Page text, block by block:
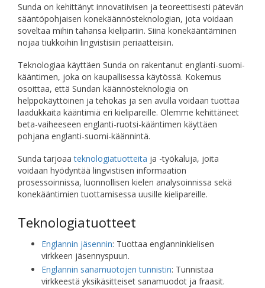
Sunda on kehittänyt innovatiivisen ja teoreettisesti pätevän
sääntöpohjaisen konekäännösteknologian, jota voidaan
soveltaa mihin tahansa kielipariin. Siinä konekääntäminen
nojaa tiukkoihin lingvistisiin periaatteisiin.
Teknologiaa käyttäen Sunda on rakentanut englanti-suomi-
kääntimen, joka on kaupallisessa käytössä. Kokemus
osoittaa, että Sundan käännösteknologia on
helppokäyttöinen ja tehokas ja sen avulla voidaan tuottaa
laadukkaita kääntimiä eri kielipareille. Olemme kehittäneet
beta-vaiheeseen englanti-ruotsi-kääntimen käyttäen
pohjana englanti-suomi-käännintä.
Sunda tarjoaateknologiatuotteita ja -työkaluja, joita
voidaan hyödyntää lingvistisen informaation
prosessoinnissa, luonnollisen kielen analysoinnissa sekä
konekääntimien tuottamisessa uusille kielipareille.
Teknologiatuotteet
Englannin jäsennin: Tuottaa englanninkielisen
virkkeen jäsennyspuun.
Englannin sanamuotojen tunnistin: Tunnistaa
virkkeestä yksikäsitteiset sanamuodot ja fraasit.